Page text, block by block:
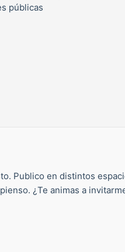
públicas
Publico en distintos
pienso. ¿Te animas a